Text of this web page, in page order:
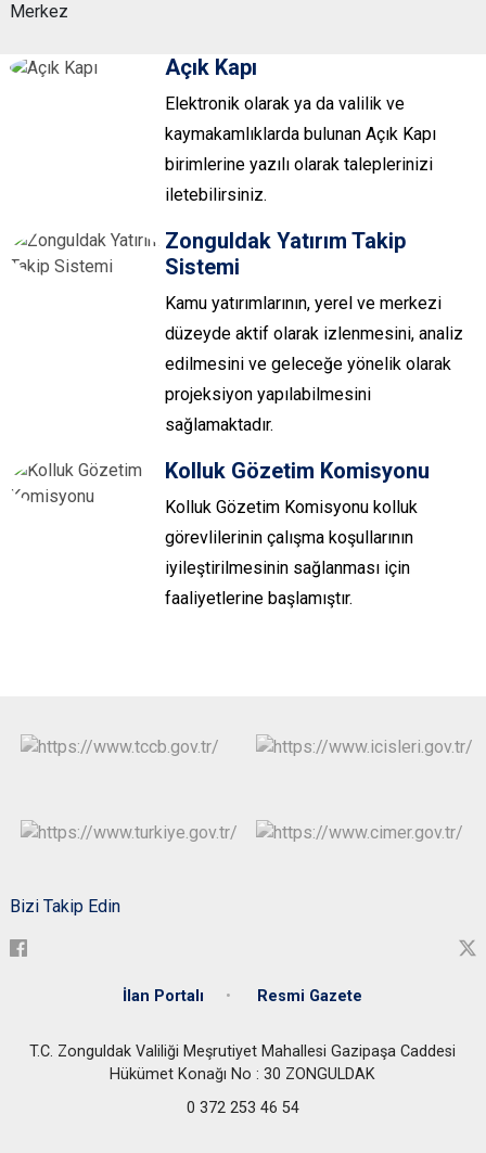
Merkez
Açık Kapı
Elektronik olarak ya da valilik ve
kaymakamlıklarda bulunan Açık Kapı
birimlerine yazılı olarak taleplerinizi
iletebilirsiniz.
Zonguldak Yatırım Takip
Sistemi
Kamu yatırımlarının, yerel ve merkezi
düzeyde aktif olarak izlenmesini, analiz
edilmesini ve geleceğe yönelik olarak
projeksiyon yapılabilmesini
sağlamaktadır.
Kolluk Gözetim Komisyonu
Kolluk Gözetim Komisyonu kolluk
görevlilerinin çalışma koşullarının
iyileştirilmesinin sağlanması için
faaliyetlerine başlamıştır.
Bizi Takip Edin
İlan Portalı Resmi Gazete
T.C. Zonguldak Valiliği Meşrutiyet Mahallesi Gazipaşa Caddesi
Hükümet Konağı No : 30 ZONGULDAK
0 372 253 46 54